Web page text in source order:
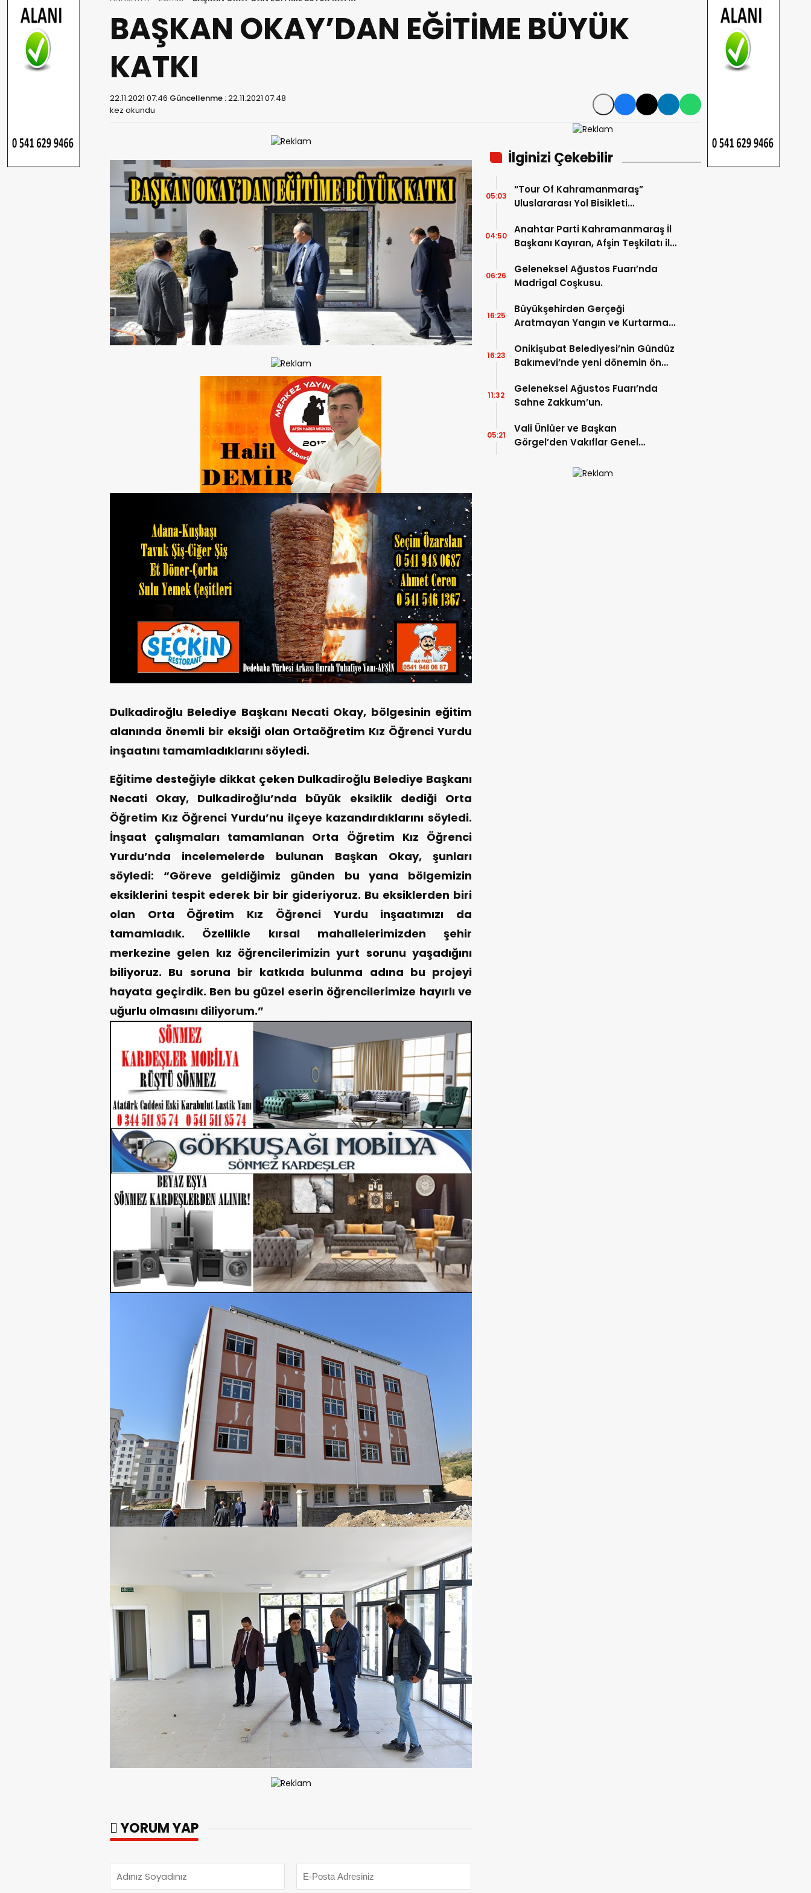
BAŞKAN OKAY’DAN EĞİTİME BÜYÜK
KATKI
22.11.2021 07:46 Güncellenme :22.11.2021 07:48
kez okundu
Dulkadiroğlu Belediye Başkanı Necati Okay, bölgesinin eğitim
alanında önemli bir eksiği olan Ortaöğretim Kız Öğrenci Yurdu
inşaatını tamamladıklarını söyledi.
Eğitime desteğiyle dikkat çeken Dulkadiroğlu Belediye Başkanı
Necati Okay, Dulkadiroğlu’nda büyük eksiklik dediği Orta
Öğretim Kız Öğrenci Yurdu’nu ilçeye kazandırdıklarını söyledi.
İnşaat çalışmaları tamamlanan Orta Öğretim Kız Öğrenci
Yurdu’nda incelemelerde bulunan Başkan Okay, şunları
söyledi: “Göreve geldiğimiz günden bu yana bölgemizin
eksiklerini tespit ederek bir bir gideriyoruz. Bu eksiklerden biri
olan Orta Öğretim Kız Öğrenci Yurdu inşaatımızı da
tamamladık. Özellikle kırsal mahallelerimizden şehir
merkezine gelen kız öğrencilerimizin yurt sorunu yaşadığını
biliyoruz. Bu soruna bir katkıda bulunma adına bu projeyi
hayata geçirdik. Ben bu güzel eserin öğrencilerimize hayırlı ve
uğurlu olmasını diliyorum.”
YORUM YAP
İlginizi Çekebilir
“Tour Of Kahramanmaraş”
Uluslararası Yol Bisikleti
05:03
Anahtar Parti Kahramanmaraş İl
Başkanı Kayıran, Afşin Teşkilatı ile
04:50
Geleneksel Ağustos Fuarı’nda
Madrigal Coşkusu.
06:26
Büyükşehirden Gerçeği
Aratmayan Yangın ve Kurtarma
16:25
Onikişubat Belediyesi’nin Gündüz
Bakımevi’nde yeni dönemin ön
16:23
Geleneksel Ağustos Fuarı’nda
Sahne Zakkum’un.
11:32
Vali Ünlüer ve Başkan
Görgel’den Vakıflar Genel
05:21